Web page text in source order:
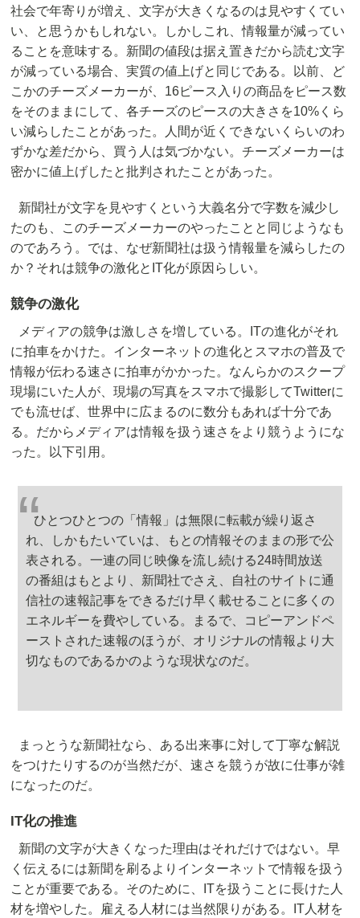
社会で年寄りが増え、文字が大きくなるのは見やすくてい
い、と思うかもしれない。しかしこれ、情報量が減ってい
ることを意味する。新聞の値段は据え置きだから読む文字
が減っている場合、実質の値上げと同じである。以前、ど
こかのチーズメーカーが、16ピース入りの商品をピース数
をそのままにして、各チーズのピースの大きさを10%くら
い減らしたことがあった。人間が近くできないくらいのわ
ずかな差だから、買う人は気づかない。チーズメーカーは
密かに値上げしたと批判されたことがあった。
新聞社が文字を見やすくという大義名分で字数を減少し
たのも、このチーズメーカーのやったことと同じようなも
のであろう。では、なぜ新聞社は扱う情報量を減らしたの
か？それは競争の激化とIT化が原因らしい。
競争の激化
メディアの競争は激しさを増している。ITの進化がそれ
に拍車をかけた。インターネットの進化とスマホの普及で
情報が伝わる速さに拍車がかかった。なんらかのスクープ
現場にいた人が、現場の写真をスマホで撮影してTwitterに
でも流せば、世界中に広まるのに数分もあれば十分であ
る。だからメディアは情報を扱う速さをより競うようにな
った。以下引用。
ひとつひとつの「情報」は無限に転載が繰り返さ
れ、しかもたいていは、もとの情報そのままの形で公
表される。一連の同じ映像を流し続ける24時間放送
の番組はもとより、新聞社でさえ、自社のサイトに通
信社の速報記事をできるだけ早く載せることに多くの
エネルギーを費やしている。まるで、コピーアンドペ
ーストされた速報のほうが、オリジナルの情報より大
切なものであるかのような現状なのだ。
まっとうな新聞社なら、ある出来事に対して丁寧な解説
をつけたりするのが当然だが、速さを競うが故に仕事が雑
になったのだ。
IT化の推進
新聞の文字が大きくなった理由はそれだけではない。早
く伝えるには新聞を刷るよりインターネットで情報を扱う
ことが重要である。そのために、ITを扱うことに長けた人
材を増やした。雇える人材には当然限りがある。IT人材を